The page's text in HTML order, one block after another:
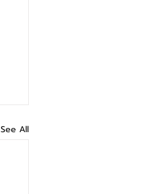
See All